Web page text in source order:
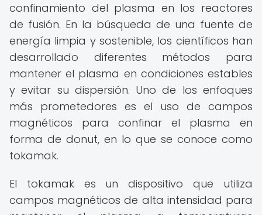
confinamiento del plasma en los reactores
de fusión. En la búsqueda de una fuente de
energía limpia y sostenible, los científicos han
desarrollado diferentes métodos para
mantener el plasma en condiciones estables
y evitar su dispersión. Uno de los enfoques
más prometedores es el uso de campos
magnéticos para confinar el plasma en
forma de donut, en lo que se conoce como
tokamak.
El tokamak es un dispositivo que utiliza
campos magnéticos de alta intensidad para